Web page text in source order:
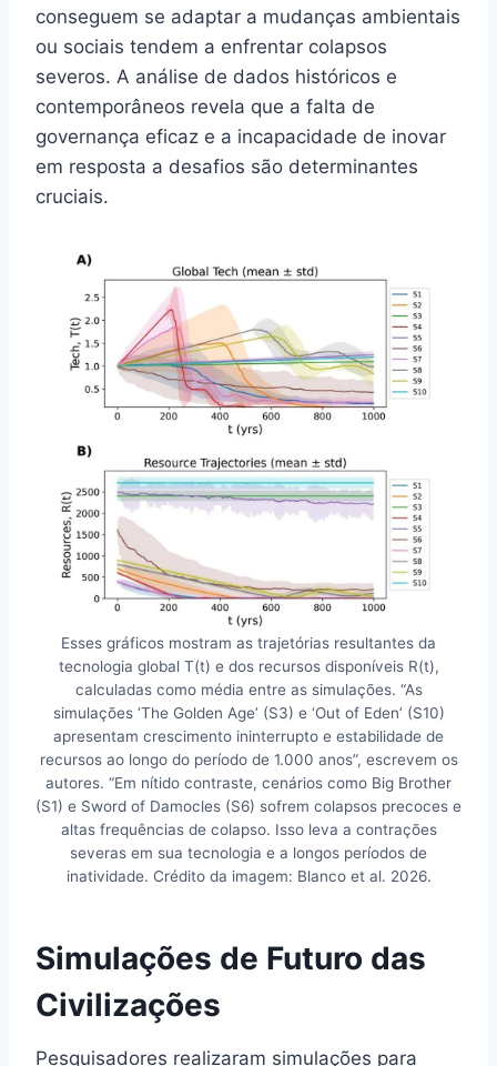
conseguem se adaptar a mudanças ambientais
ou sociais tendem a enfrentar colapsos
severos. A análise de dados históricos e
contemporâneos revela que a falta de
governança eficaz e a incapacidade de inovar
em resposta a desafios são determinantes
cruciais.
Esses gráficos mostram as trajetórias resultantes da
tecnologia global T(t) e dos recursos disponíveis R(t),
calculadas como média entre as simulações. “As
simulações ‘The Golden Age’ (S3) e ‘Out of Eden’ (S10)
apresentam crescimento ininterrupto e estabilidade de
recursos ao longo do período de 1.000 anos”, escrevem os
autores. “Em nítido contraste, cenários como Big Brother
(S1) e Sword of Damocles (S6) sofrem colapsos precoces e
altas frequências de colapso. Isso leva a contrações
severas em sua tecnologia e a longos períodos de
inatividade. Crédito da imagem: Blanco et al. 2026.
Simulações de Futuro das
Civilizações
Pesquisadores realizaram simulações para